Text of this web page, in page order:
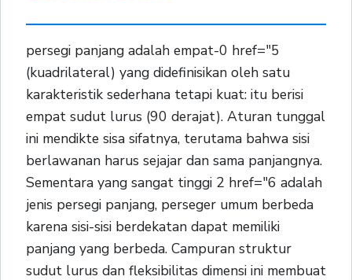
persegi panjang adalah empat-0 href="5
(kuadrilateral) yang didefinisikan oleh satu
karakteristik sederhana tetapi kuat: itu berisi
empat sudut lurus (90 derajat). Aturan tunggal
ini mendikte sisa sifatnya, terutama bahwa sisi
berlawanan harus sejajar dan sama panjangnya.
Sementara yang sangat tinggi 2 href="6 adalah
jenis persegi panjang, perseger umum berbeda
karena sisi-sisi berdekatan dapat memiliki
panjang yang berbeda. Campuran struktur
sudut lurus dan fleksibilitas dimensi ini membuat